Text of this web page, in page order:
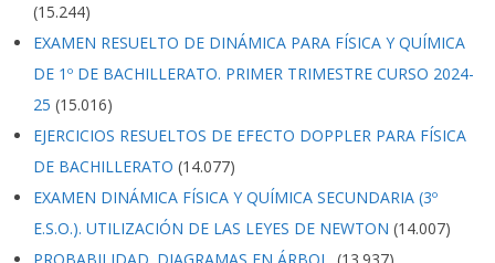
(15.244)
EXAMEN RESUELTO DE DINÁMICA PARA FÍSICA Y QUÍMICA
DE 1º DE BACHILLERATO. PRIMER TRIMESTRE CURSO 2024-
25 (15.016)
EJERCICIOS RESUELTOS DE EFECTO DOPPLER PARA FÍSICA
DE BACHILLERATO (14.077)
EXAMEN DINÁMICA FÍSICA Y QUÍMICA SECUNDARIA (3º
E.S.O.). UTILIZACIÓN DE LAS LEYES DE NEWTON (14.007)